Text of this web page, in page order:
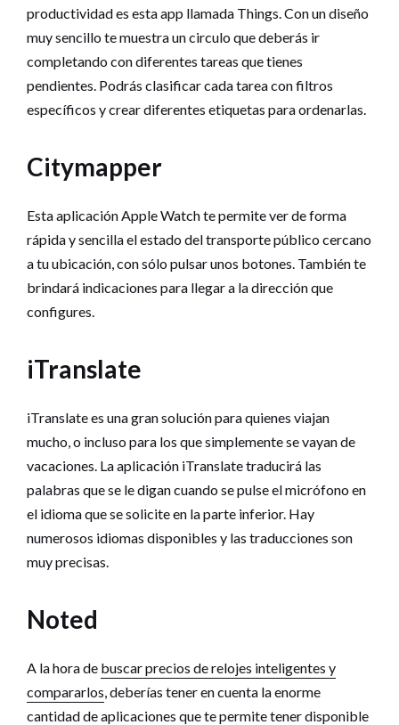
productividad es esta app llamada Things. Con un diseño
muy sencillo te muestra un circulo que deberás ir
completando con diferentes tareas que tienes
pendientes. Podrás clasificar cada tarea con filtros
específicos y crear diferentes etiquetas para ordenarlas.
Citymapper
Esta aplicación Apple Watch te permite ver de forma
rápida y sencilla el estado del transporte público cercano
a tu ubicación, con sólo pulsar unos botones. También te
brindará indicaciones para llegar a la dirección que
configures.
iTranslate
iTranslate es una gran solución para quienes viajan
mucho, o incluso para los que simplemente se vayan de
vacaciones. La aplicación iTranslate traducirá las
palabras que se le digan cuando se pulse el micrófono en
el idioma que se solicite en la parte inferior. Hay
numerosos idiomas disponibles y las traducciones son
muy precisas.
Noted
A la hora de buscar precios de relojes inteligentes y
compararlos, deberías tener en cuenta la enorme
cantidad de aplicaciones que te permite tener disponible